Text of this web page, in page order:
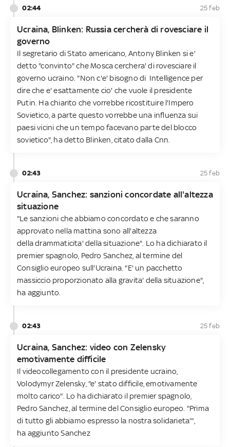
02:44 25 feb
Ucraina, Blinken: Russia cercherà di rovesciare il
governo
Il segretario di Stato americano, Antony Blinken si e'
detto "convinto" che Mosca cerchera' di rovesciare il
governo ucraino. "Non c'e' bisogno di Intelligence per
dire che e' esattamente cio' che vuole il presidente
Putin. Ha chiarito che vorrebbe ricostituire l'Impero
Sovietico, a parte questo vorrebbe una influenza sui
paesi vicini che un tempo facevano parte del blocco
sovietico", ha detto Blinken, citato dalla Cnn.
02:43 25 feb
Ucraina, Sanchez: sanzioni concordate all'altezza
situazione
"Le sanzioni che abbiamo concordato e che saranno
approvato nella mattina sono all'altezza
della drammaticita' della situazione". Lo ha dichiarato il
premier spagnolo, Pedro Sanchez, al termine del
Consiglio europeo sull'Ucraina. "E' un pacchetto
massiccio proporzionato alla gravita' della situazione",
ha aggiunto.
02:43 25 feb
Ucraina, Sanchez: video con Zelensky
emotivamente difficile
Il videocollegamento con il presidente ucraino,
Volodymyr Zelensky, "e' stato difficile, emotivamente
molto carico". Lo ha dichiarato il premier spagnolo,
Pedro Sanchez, al termine del Consiglio europeo. "Prima
di tutto gli abbiamo espresso la nostra solidarieta'",
ha aggiunto Sanchez